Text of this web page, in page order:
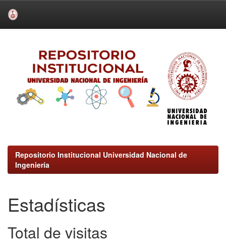
Repositorio Institucional Universidad Nacional de
Ingeniería
Estadísticas
Total de visitas